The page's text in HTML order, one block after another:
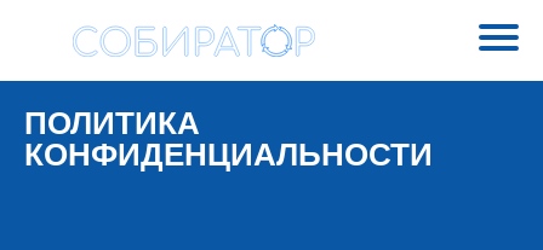
ПОЛИТИКА
КОНФИДЕНЦИАЛЬНОСТИ